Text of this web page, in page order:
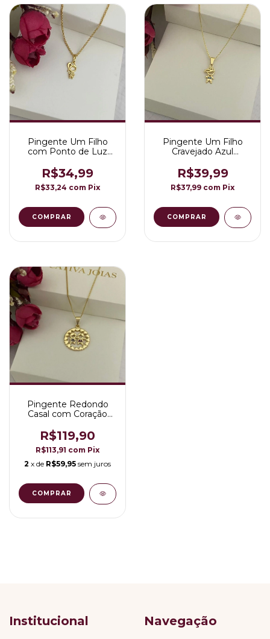
Pingente Um Filho
com Ponto de Luz
R$34,99
R$33,24 com Pix
COMPRAR
Pingente Um Filho
Cravejado Azul
R$39,99
R$37,99 com Pix
COMPRAR
Pingente Redondo
Casal com Coração
Folheado a Ouro 18K
R$119,90
R$113,91 com Pix
2 x de R$59,95 sem juros
COMPRAR
Institucional Navegação